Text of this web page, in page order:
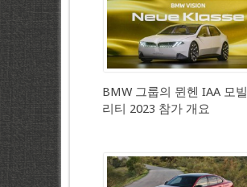
BMW 그룹의 뮌헨 IAA 모빌
리티 2023 참가 개요